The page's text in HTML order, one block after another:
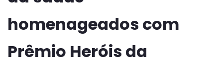
homenageados com
Prêmio Heróis da